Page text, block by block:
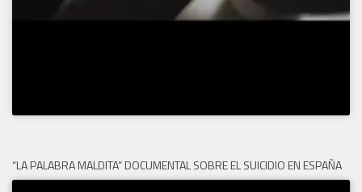
“LA PALABRA MALDITA” DOCUMENTAL SOBRE EL SUICIDIO EN ESPAÑA